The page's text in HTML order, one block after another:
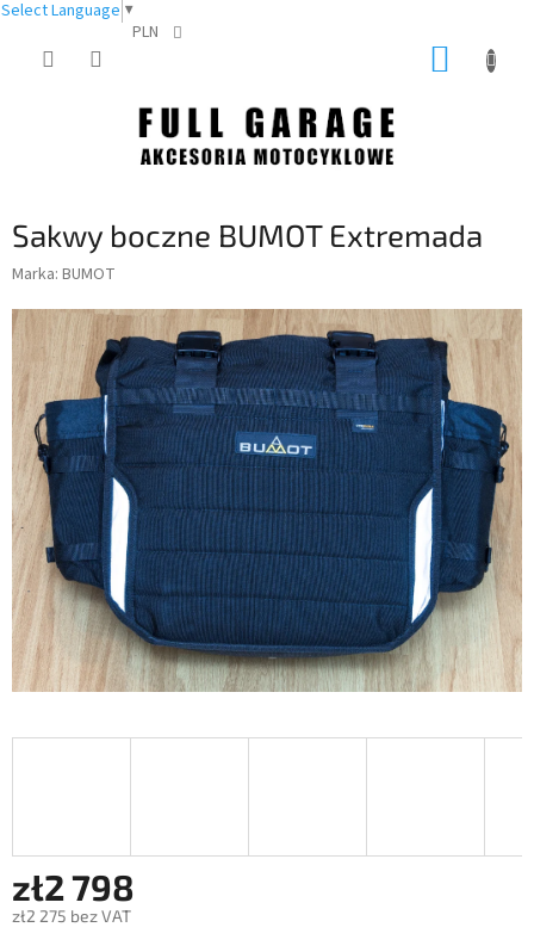
Select Language ▼
PLN
Sakwy boczne BUMOT Extremada
Marka: BUMOT
zł2 798
zł2 275 bez VAT